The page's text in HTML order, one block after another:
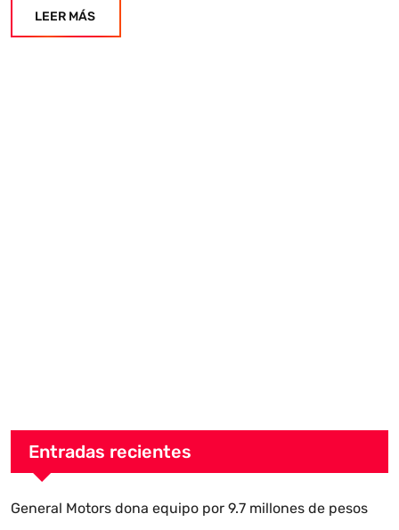
LEER MÁS
Entradas recientes
General Motors dona equipo por 9.7 millones de pesos